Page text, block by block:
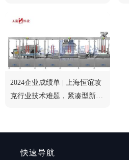
2024企业成绩单 | 上海恒谊攻
克行业技术难题，紧凑型新品
快速导航